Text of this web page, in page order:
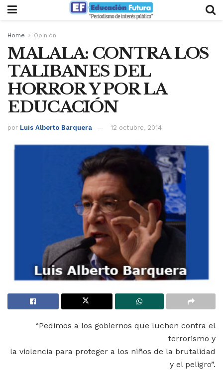
Home Opinión
MALALA: CONTRA LOS
TALIBANES DEL
HORROR Y POR LA
EDUCACIÓN
por Luis Alberto Barquera 12 octubre, 2014
“Pedimos a los gobiernos que luchen contra el
terrorismo y
la violencia para proteger a los niños de la brutalidad
y el peligro”.